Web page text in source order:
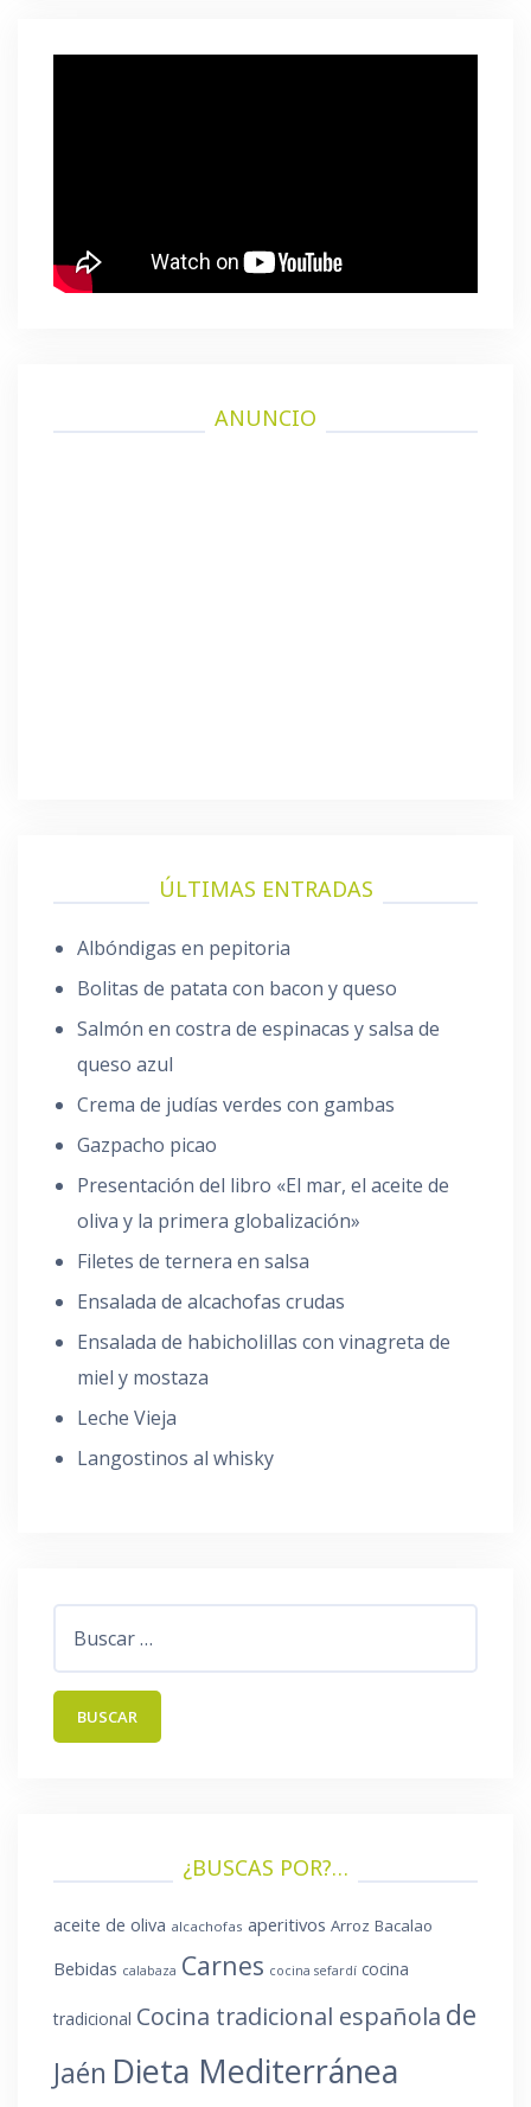
ANUNCIO
ÚLTIMAS ENTRADAS
Albóndigas en pepitoria
Bolitas de patata con bacon y queso
Salmón en costra de espinacas y salsa de
queso azul
Crema de judías verdes con gambas
Gazpacho picao
Presentación del libro «El mar, el aceite de
oliva y la primera globalización»
Filetes de ternera en salsa
Ensalada de alcachofas crudas
Ensalada de habicholillas con vinagreta de
miel y mostaza
Leche Vieja
Langostinos al whisky
¿BUSCAS POR?…
aceite de oliva alcachofas aperitivos Arroz Bacalao
Bebidas calabaza Carnes cocina sefardí cocina
tradicional Cocina tradicional española de
Jaén Dieta Mediterránea